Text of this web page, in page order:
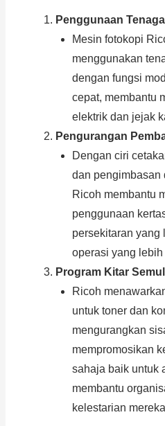
Penggunaan
Mesin fotokopi
menggunakan
dengan fungsi
cepat, membantu
elektrik dan jejak
Pengurangan
Dengan ciri
dan pengimbasan
Ricoh membantu
penggunaan
persekitaran yang
operasi yang lebih
Program Kitar
Ricoh
untuk toner dan
mengurangkan
mempromosikan
sahaja baik untuk
membantu
kelestarian